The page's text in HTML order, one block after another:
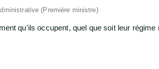
(Première ministre)
qu'ils occupent, quel que soit leur